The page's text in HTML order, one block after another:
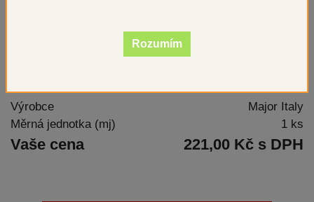
Kód
MA2024
Výrobce
Major Italy
Měrná jednotka (mj)
1 ks
Vaše cena 221,00 Kč s DPH
Rozumím